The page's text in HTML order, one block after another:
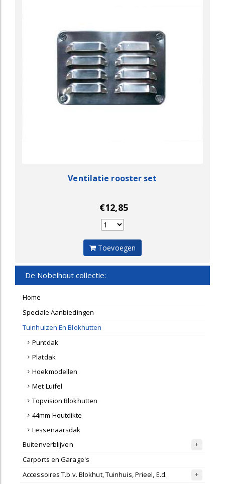
Ventilatie rooster set
€12,85
Toevoegen
De Nobelhout collectie:
Home
Speciale Aanbiedingen
Tuinhuizen En Blokhutten
Puntdak
Platdak
Hoekmodellen
Met Luifel
Topvision Blokhutten
44mm Houtdikte
Lessenaarsdak
Buitenverblijven
Carports en Garage's
Accessoires T.b.v. Blokhut, Tuinhuis, Prieel, E.d.